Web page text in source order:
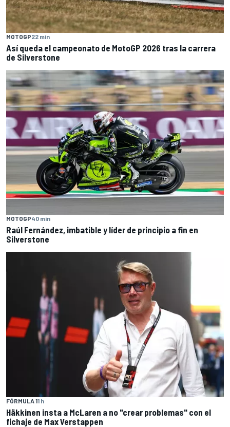
MOTOGP22 min
Así queda el campeonato de MotoGP 2026 tras la carrera
de Silverstone
MOTOGP40 min
Raúl Fernández, imbatible y líder de principio a fin en
Silverstone
FÓRMULA 11 h
Häkkinen insta a McLaren a no "crear problemas" con el
fichaje de Max Verstappen